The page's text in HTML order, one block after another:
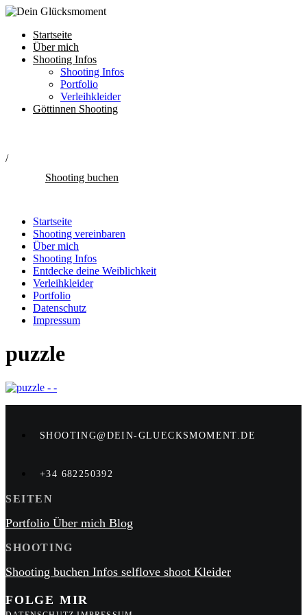
Startseite
Über mich
Shooting Infos
Shooting Infos
Portfolio
Verleihkleider
Göttinnen Shooting
/
Shooting buchen
Startseite
Shooting vereinbaren
Über mich
Shooting Infos
Entdecke deine Weiblichkeit
Verleihkleider
Portfolio
Datenschutz
Impressum
puzzle
SHOOTING@DEIN-GLUECKSMOMENT.DE
+34 682250392
SEITEN
Portfolio Über mich Blog
SHOOTING
Shooting buchen Infos selflove shoot Kleider
FOLGE MIR